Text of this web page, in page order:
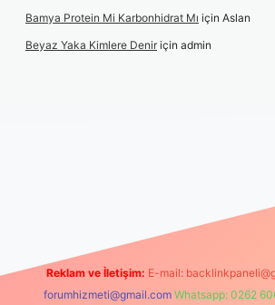
Bamya Protein Mi Karbonhidrat Mı için Aslan
Beyaz Yaka Kimlere Deniriçin admin
Reklam ve İletişim: E-mail:
forumhizmeti@gmail.com Whatsapp: 0262